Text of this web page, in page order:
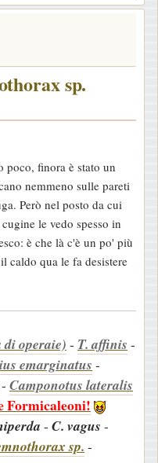
o
sp.
poco, finora è stato un
nemmeno sulle pareti
Però nel posto da cui
le vedo spesso in
è che là c'è un po' più
caldo qua le fa desistere
operaie) - T. affinis -
emarginatus -
- Camponotus lateralis
Formicaleoni!
- C. vagus -
sp. -